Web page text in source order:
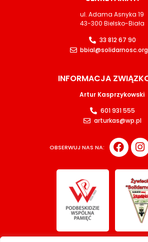
ul. Adama Asnyka 19
43-300 Bielsko-Biała
33 812 67 90
INFORMACJA
Artur Kasprzykowski
601 931 555
arturkas@wp.pl
OBSERWUJ NAS NA: